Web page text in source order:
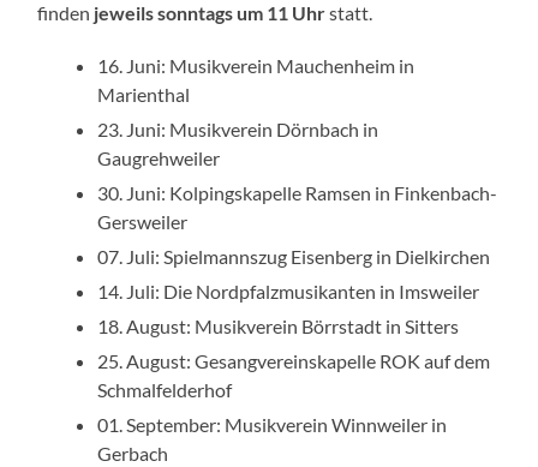
finden jeweils sonntags um 11 Uhrstatt.
16. Juni: Musikverein Mauchenheim in
Marienthal
23. Juni: Musikverein Dörnbach in
Gaugrehweiler
30. Juni: Kolpingskapelle Ramsen in Finkenbach-
Gersweiler
07. Juli: Spielmannszug Eisenberg in Dielkirchen
14. Juli: Die Nordpfalzmusikanten in Imsweiler
18. August: Musikverein Börrstadt in Sitters
25. August: Gesangvereinskapelle ROK auf dem
Schmalfelderhof
01. September: Musikverein Winnweiler in
Gerbach